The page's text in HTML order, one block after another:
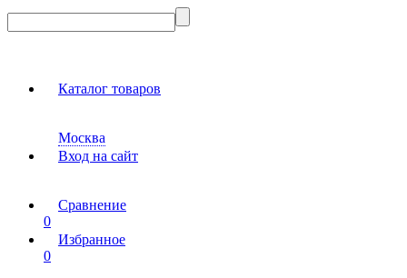
Каталог товаров
Москва
Вход на сайт
Сравнение
0
Избранное
0